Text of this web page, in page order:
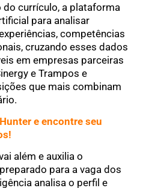
currículo, a plataforma
para analisar
competências
cruzando esses dados
em empresas parceiras
e Trampos e
que mais combinam
e encontre seu
além e auxilia o
para a vaga dos
analisa o perfil e